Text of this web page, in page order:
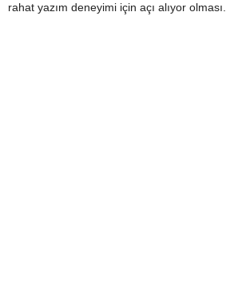
rahat yazım deneyimi için açı alıyor olması.